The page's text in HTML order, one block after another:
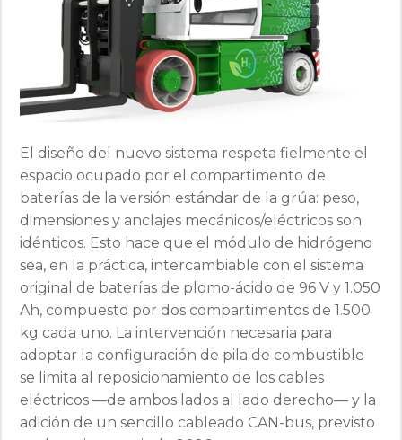
El diseño del nuevo sistema respeta fielmente el
espacio ocupado por el compartimento de
baterías de la versión estándar de la grúa: peso,
dimensiones y anclajes mecánicos/eléctricos son
idénticos. Esto hace que el módulo de hidrógeno
sea, en la práctica, intercambiable con el sistema
original de baterías de plomo-ácido de 96 V y 1.050
Ah, compuesto por dos compartimentos de 1.500
kg cada uno. La intervención necesaria para
adoptar la configuración de pila de combustible
se limita al reposicionamiento de los cables
eléctricos —de ambos lados al lado derecho— y la
adición de un sencillo cableado CAN-bus, previsto